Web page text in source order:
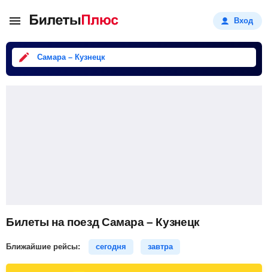
Вход
Самара – Кузнецк
Билеты на поезд Самара – Кузнецк
Ближайшие рейсы: сегодня завтра